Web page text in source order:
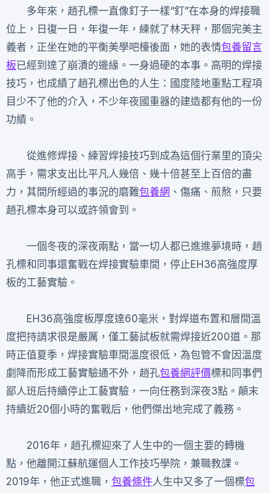
多年來，趙孔標一直像釘子一樣“釘”在本身的焊接職
位上，日復一日，年復一年，練就了林天秤，那個完美主
義者，正坐在她的平衡美學吧檯後面，她的表情包養留言
板已經到達了崩潰的邊緣。一身過硬的本事。高明的焊接
技巧，也成績了趙孔標出色的人生：國度陸地重點工程項
目少不了他的介入，不少年夜國重器的建造都有他的一份
功績。
從進修焊接、練習焊接技巧到成為這個行業里的頂尖
高手，需求支出比平凡人幾倍、幾十倍甚至上百倍的盡
力，其間所經過的事況的磨難包養網 、傷痛、煎熬，只要
趙孔標本身可以或許領會到。
一個冬夜的深夜兩點，當一切人都已進進夢境時，趙
孔標和同事還奮戰在焊接實驗車間，停止EH36高強度厚
板的工藝實驗。
EH36高強度板厚度達60毫米，對焊道布置和層間溫
度把持請求很是嚴厲，僅工藝試板就需焊接近200道。那
時正值夏季，焊接實驗車間溫度很低，為包管不會因溫度
劇降而形成工藝實驗通不外，趙孔包養網評價標和同事們
鄙人班后持續停止工藝實驗，一向任務到深夜3點。顛末
持續近20個小時的奮戰后，他們傑出地完成了義務。
2016年，趙孔標迎來了人生中的一個主要的轉機
點，他離開江蘇航運個人工作技巧學院，兼職教課。
2019年，他正式進職， 包養條件人生中又多了一個標包